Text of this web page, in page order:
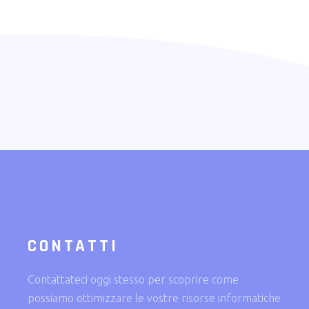
CONTATTI
Contattateci oggi stesso per scoprire come
possiamo ottimizzare le vostre risorse informatiche